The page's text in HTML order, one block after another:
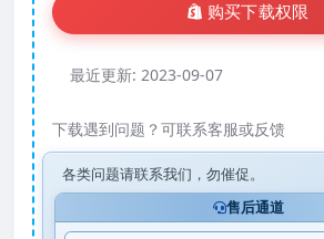
购买下载权限
最近更新: 2023-09-07
下载遇到问题？可联系客服或反馈
各类问题请联系我们，勿催促。
售后通道